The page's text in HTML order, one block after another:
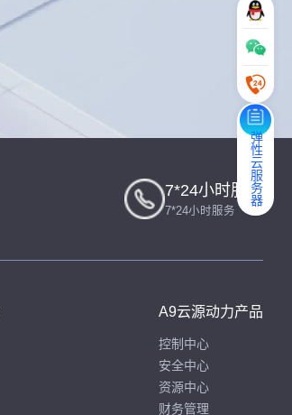
弹性云服务器
7*24小时服务
7*24小时服务
A9云源动力产品
控制中心
安全中心
资源中心
财务管理